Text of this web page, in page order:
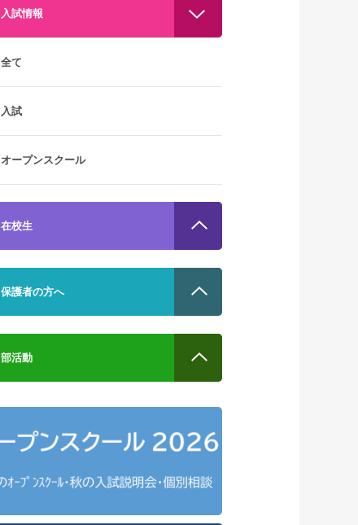
入試情報
全て
入試
オープンスクール
在校生
保護者の方へ
部活動